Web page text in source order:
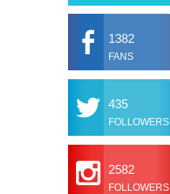
1382
FANS
435
FOLLOWERS
2582
FOLLOWERS